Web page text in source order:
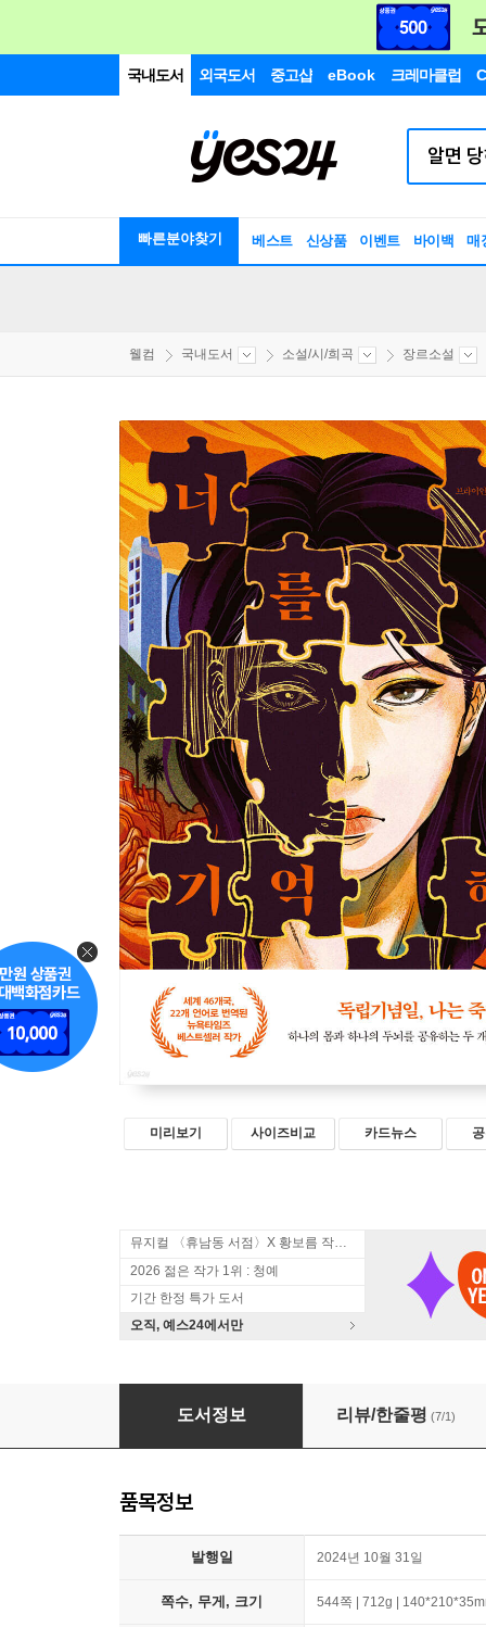
국내도서 외국도서 중고샵 eBook 크레마클럽
빠른분야찾기 베스트 신상품 이벤트 바이백 매
웰컴 국내도서 소설/시/희곡 장르소설
미리보기 사이즈비교 카드뉴스
뮤지컬 〈휴남동 서점〉X 황보름 작가 북토크
2026 젊은 작가 1위 : 청예
기간 한정 특가 도서
오직, 예스24에서만
너를 기억해
도서정보 리뷰/한줄평 (7/1)
품목정보
발행일 2024년 10월 31일
쪽수, 무게, 크기 544쪽 | 712g |